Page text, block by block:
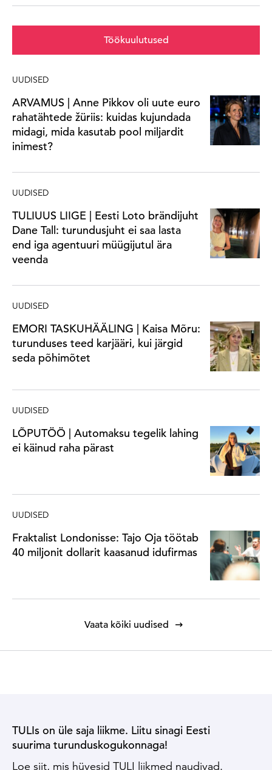
Töökuulutused
UUDISED
ARVAMUS | Anne Pikkov oli uute euro
rahatähtede žüriis: kuidas kujundada
midagi, mida kasutab pool miljardit
inimest?
UUDISED
TULIUUS LIIGE | Eesti Loto brändijuht
Dane Tall: turundusjuht ei saa lasta
end iga agentuuri müügijutul ära
veenda
UUDISED
EMORI TASKUHÄÄLING | Kaisa Mõru:
turunduses teed karjääri, kui järgid
seda põhimõtet
UUDISED
LÕPUTÖÖ | Automaksu tegelik lahing
ei käinud raha pärast
UUDISED
Fraktalist Londonisse: Tajo Oja töötab
40 miljonit dollarit kaasanud idufirmas
Vaata kõiki uudised
TULIs on üle saja liikme. Liitu sinagi Eesti
suurima turunduskogukonnaga!
Loe siit, mis hüvesid TULI liikmed naudivad.